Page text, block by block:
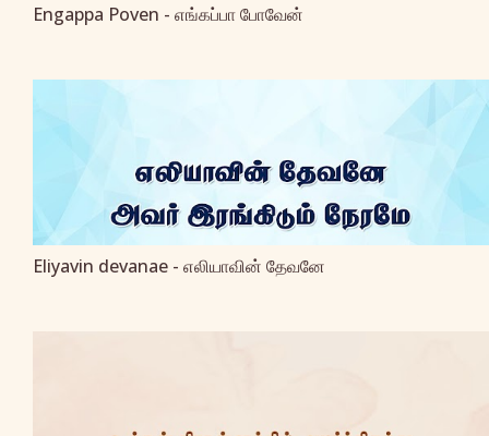
Engappa Poven - எங்கப்பா போவேன்
Eliyavin devanae - எலியாவின் தேவனே